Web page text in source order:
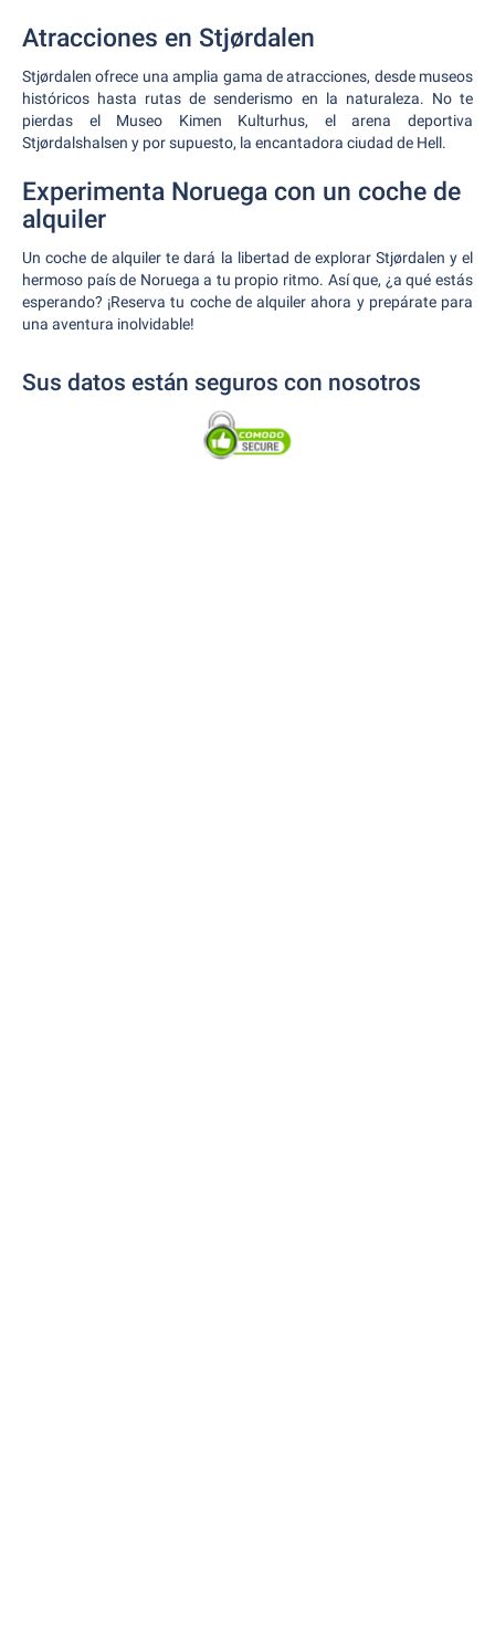
Atracciones en Stjørdalen
Stjørdalen ofrece una amplia gama de atracciones, desde museos
históricos hasta rutas de senderismo en la naturaleza. No te
pierdas el Museo Kimen Kulturhus, el arena deportiva
Stjørdalshalsen y por supuesto, la encantadora ciudad de Hell.
Experimenta Noruega con un coche de
alquiler
Un coche de alquiler te dará la libertad de explorar Stjørdalen y el
hermoso país de Noruega a tu propio ritmo. Así que, ¿a qué estás
esperando? ¡Reserva tu coche de alquiler ahora y prepárate para
una aventura inolvidable!
Sus datos están seguros con nosotros